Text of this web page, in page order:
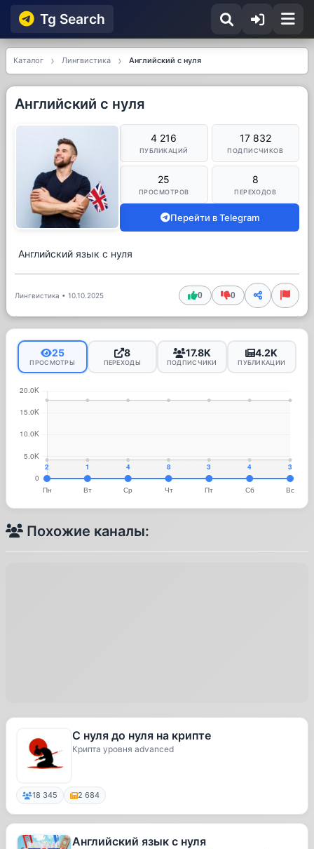
Tg Searсh
Каталог Лингвистика Английский с нуля
Английский с нуля
4 216
ПУБЛИКАЦИЙ
17 832
ПОДПИСЧИКОВ
25
ПРОСМОТРОВ
8
ПЕРЕХОДОВ
Перейти в Telegram
Английский язык с нуля
Лингвистика • 10.10.2025 0 0
25
ПРОСМОТРЫ
8
ПЕРЕХОДЫ
17.8K
ПОДПИСЧИКИ
4.2K
ПУБЛИКАЦИИ
Похожие каналы:
С нуля до нуля на крипте
Крипта уровня advanced
18 345 2 684
Английский язык с нуля